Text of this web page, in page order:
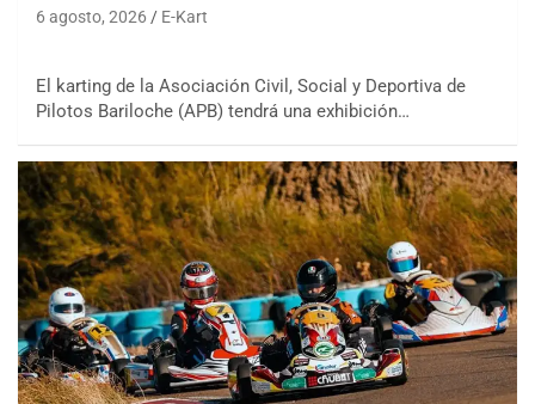
6 agosto, 2026 E-Kart
El karting de la Asociación Civil, Social y Deportiva de
Pilotos Bariloche (APB) tendrá una exhibición…